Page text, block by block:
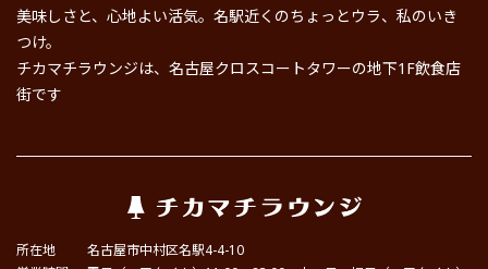
美味しさと、心地よい活気。名駅近くのちょっとウラ、私のいき
つけ。
チカマチラウンジは、名古屋クロスコートタワーの地下1F飲食店
街です
所在地
名古屋市中村区名駅4-4-10